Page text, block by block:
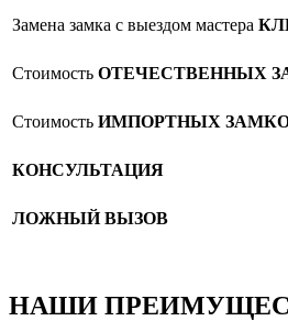
Замена замка с выездом мастера
Стоимость ОТЕЧЕСТВЕННЫХ
Стоимость ИМПОРТНЫХ
КОНСУЛЬТАЦИЯ
ЛОЖНЫЙ ВЫЗОВ
НАШИ